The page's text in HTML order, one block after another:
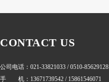
CONTACT US
公司电话：021-33821033 / 0510-85629128
手 机：13671739542 / 15861546071